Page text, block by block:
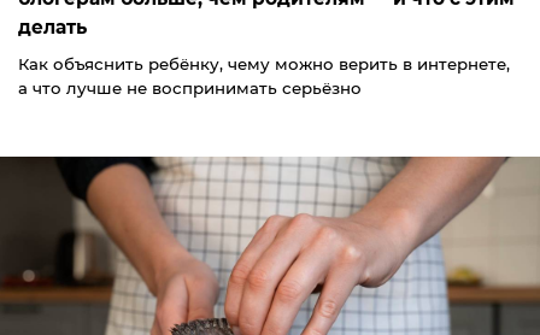
делать
Как объяснить ребёнку, чему можно верить в интернете,
а что лучше не воспринимать серьёзно